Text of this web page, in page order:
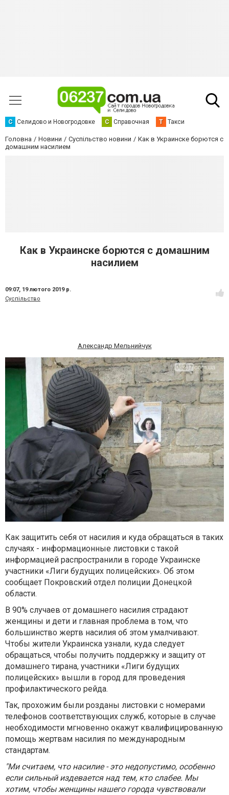
С Селидово и Новогродовке С Справочная Т Такси
Головна Новини Суспільство новини
Как в Украинске борются с
домашним насилием
Как в Украинске борются с домашним
насилием
09:07, 19 лютого 2019 р.
Суспільство
Александр Мельнийчук
Как защитить себя от насилия и куда обращаться в таких
случаях - информационные листовки с такой
информацией распространили в городе Украинске
участники «Лиги будущих полицейских». Об этом
сообщает Покровский отдел полиции Донецкой
области.
В 90% случаев от домашнего насилия страдают
женщины и дети и главная проблема в том, что
большинство жертв насилия об этом умалчивают.
Чтобы жители Украинска узнали, куда следует
обращаться, чтобы получить поддержку и защиту от
домашнего тирана, участники «Лиги будущих
полицейских» вышли в город для проведения
профилактического рейда.
Так, прохожим были розданы листовки с номерами
телефонов соответствующих служб, которые в случае
необходимости мгновенно окажут квалифицированную
помощь жертвам насилия по международным
стандартам.
"Ми считаем, что насилие - это недопустимо, особенно
если сильный издевается над тем, кто слабее. Мы
хотим, чтобы женщины нашего города чувствовали